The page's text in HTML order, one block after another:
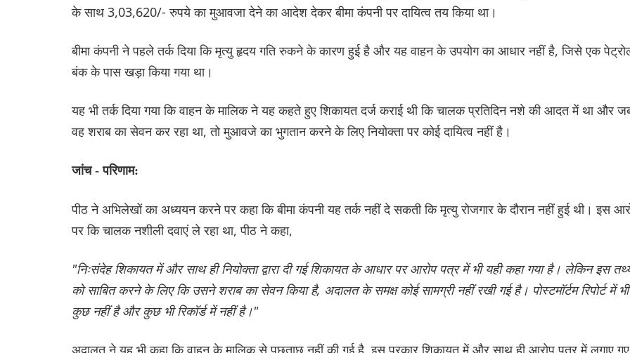
के साथ 3,03,620/- रुपये का मुआवजा देने का आदेश देकर बीमा कंपनी पर दायित्व तय किया था।
बीमा कंपनी ने पहले तर्क दिया कि मृत्यु हृदय गति रुकने के कारण हुई है और यह वाहन के उपयोग का आधार नहीं है, जिसे एक
बंक के पास खड़ा किया गया था।
यह भी तर्क दिया गया कि वाहन के मालिक ने यह कहते हुए शिकायत दर्ज कराई थी कि चालक प्रतिदिन नशे की आदत में था और
वह शराब का सेवन कर रहा था, तो मुआवजे का भुगतान करने के लिए नियोक्ता पर कोई दायित्व नहीं है।
जांच - परिणाम:
पीठ ने अभिलेखों का अध्ययन करने पर कहा कि बीमा कंपनी यह तर्क नहीं दे सकती कि मृत्यु रोजगार के दौरान नहीं हुई थी। इस
पर कि चालक नशीली दवाएं ले रहा था, पीठ ने कहा,
"निःसंदेह शिकायत में और साथ ही नियोक्ता द्वारा दी गई शिकायत के आधार पर आरोप पत्र में भी यही कहा गया है। लेकिन इस
को साबित करने के लिए कि उसने शराब का सेवन किया है, अदालत के समक्ष कोई सामग्री नहीं रखी गई है। पोस्टमॉर्टम रिपोर्ट में भी
कुछ नहीं है और कुछ भी रिकॉर्ड में नहीं है।"
अदालत ने यह भी कहा कि वाहन के मालिक से पूछताछ नहीं की गई है, इस प्रकार शिकायत में और साथ ही आरोप पत्र में लगाए गए